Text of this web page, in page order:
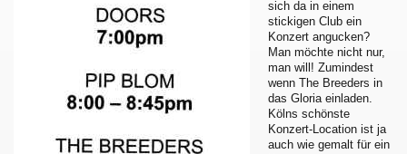
sich da in einem
stickigen Club ein
Konzert angucken?
Man möchte nicht nur,
man will! Zumindest
wenn The Breeders in
das Gloria einladen.
Kölns schönste
Konzert-Location ist ja
auch wie gemalt für ein